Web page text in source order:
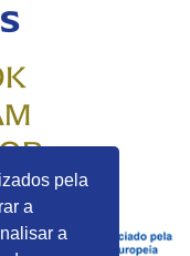
pela
a
a